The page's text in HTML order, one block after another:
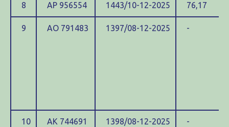
8 ΑΡ 956554 1443/10-12-2025 76,17
9 ΑΟ 791483 1397/08-12-2025 -
10 ΑΚ 744691 1398/08-12-2025 -